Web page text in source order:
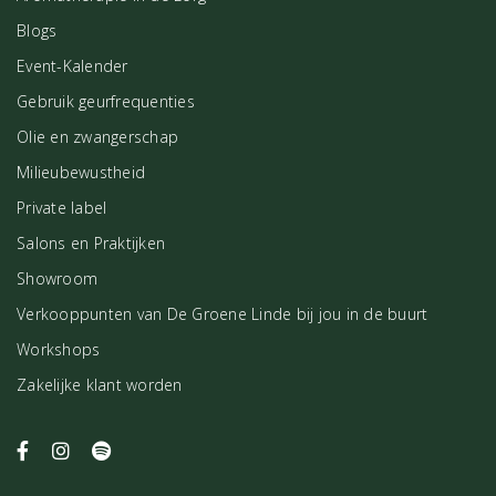
Blogs
Event-Kalender
Gebruik geurfrequenties
Olie en zwangerschap
Milieubewustheid
Private label
Salons en Praktijken
Showroom
Verkooppunten van De Groene Linde bij jou in de buurt
Workshops
Zakelijke klant worden